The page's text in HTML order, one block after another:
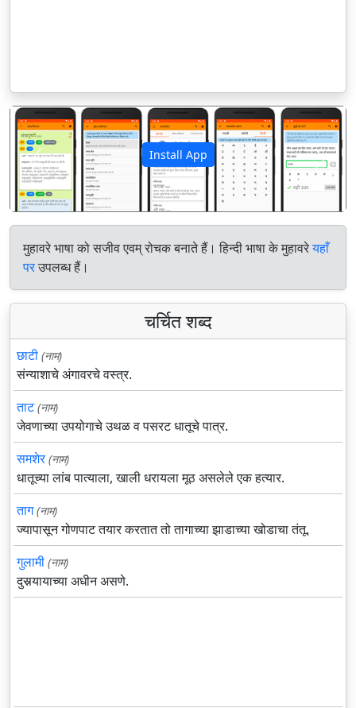
Install App
पिछला अगला
मुहावरे भाषा को सजीव एवम् रोचक बनाते हैं। हिन्दी भाषा के मुहावरेयहाँ
परउपलब्ध हैं।
चर्चित शब्द
छाटी (नाम)
संन्याशाचे अंगावरचे वस्त्र.
ताट (नाम)
जेवणाच्या उपयोगाचे उथळ व पसरट धातूचे पात्र.
समशेर (नाम)
धातूच्या लांब पात्याला, खाली धरायला मूठ असलेले एक हत्यार.
ताग (नाम)
ज्यापासून गोणपाट तयार करतात तो तागाच्या झाडाच्या खोडाचा तंतू.
गुलामी (नाम)
दुसर्‍यायाच्या अधीन असणे.